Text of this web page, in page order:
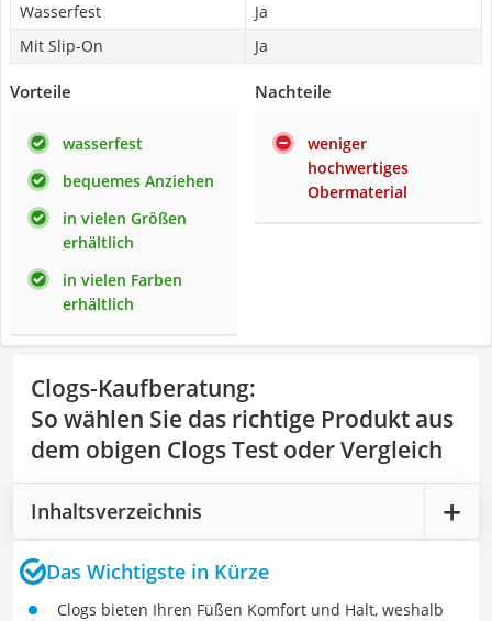
Wasserfest
Ja
Mit Slip-On
Ja
Vorteile
wasserfest
bequemes Anziehen
in vielen Größen
erhältlich
in vielen Farben
erhältlich
Nachteile
weniger
hochwertiges
Obermaterial
Clogs-Kaufberatung:
So wählen Sie das richtige Produkt aus
dem obigen Clogs Test oder Vergleich
Inhaltsverzeichnis
Das Wichtigste in Kürze
Clogs bieten Ihren Füßen Komfort und Halt, weshalb